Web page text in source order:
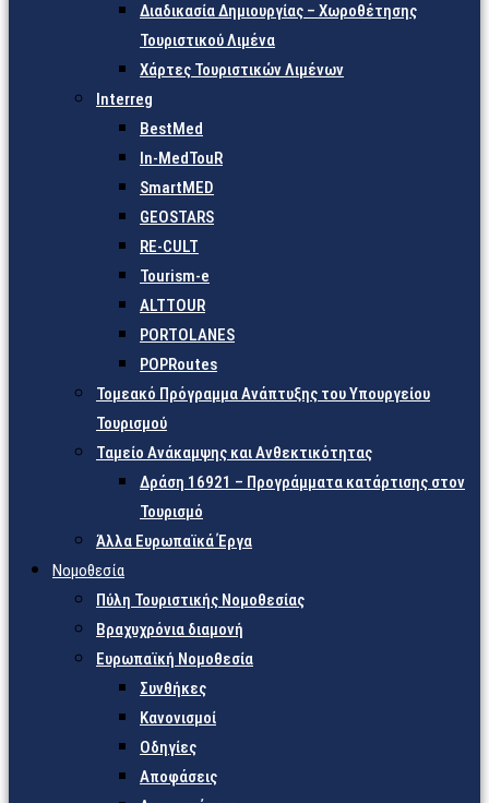
Διαδικασία Δημιουργίας – Χωροθέτησης
Τουριστικού Λιμένα
Χάρτες Τουριστικών Λιμένων
Interreg
BestMed
In-MedTouR
SmartMED
GEOSTARS
RE-CULT
Tourism-e
ALTTOUR
PORTOLANES
POPRoutes
Τομεακό Πρόγραμμα Ανάπτυξης του Υπουργείου
Τουρισμού
Ταμείο Ανάκαμψης και Ανθεκτικότητας
Δράση 16921 – Προγράμματα κατάρτισης στον
Τουρισμό
Άλλα Ευρωπαϊκά Έργα
Νομοθεσία
Πύλη Τουριστικής Νομοθεσίας
Βραχυχρόνια διαμονή
Ευρωπαϊκή Νομοθεσία
Συνθήκες
Κανονισμοί
Οδηγίες
Αποφάσεις